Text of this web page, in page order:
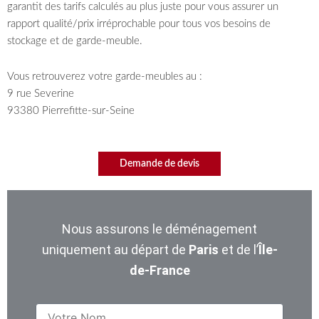
garantit des tarifs calculés au plus juste pour vous assurer un
rapport qualité/prix irréprochable pour tous vos besoins de
stockage et de garde-meuble.
Vous retrouverez votre garde-meubles au :
9 rue Severine
93380 Pierrefitte-sur-Seine
Demande de devis
Nous assurons le déménagement
uniquement au départ de Paris et de l’Île-
de-France
Nom